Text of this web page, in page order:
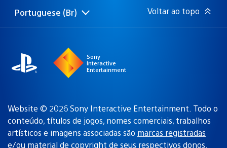
Selecione
Região
Portuguese (Br) Voltar ao topo
Sony
Interactive
Entertainment
Website © 2026 Sony Interactive Entertainment. Todo o
conteúdo, títulos de jogos, nomes comerciais, trabalhos
artísticos e imagens associadas são marcas registradas
e/ou material de copyright de seus respectivos donos.